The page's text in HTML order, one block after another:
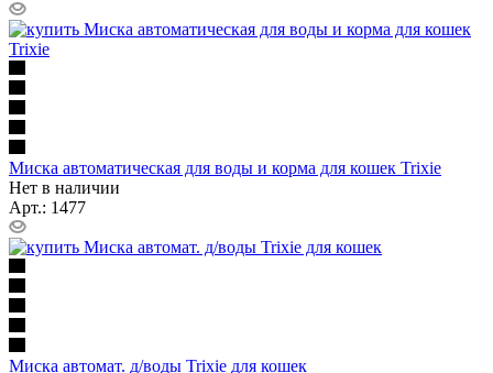
Миска автоматическая для воды и корма для кошек Trixie
Нет в наличии
Арт.: 1477
Миска автомат. д/воды Trixie для кошек